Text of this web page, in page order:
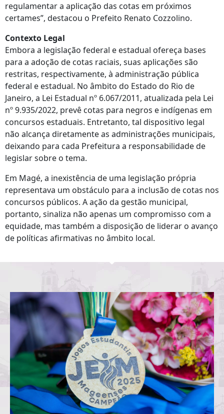
regulamentar a aplicação das cotas em próximos
certames”, destacou o Prefeito Renato Cozzolino.
Contexto Legal
Embora a legislação federal e estadual ofereça bases
para a adoção de cotas raciais, suas aplicações são
restritas, respectivamente, à administração pública
federal e estadual. No âmbito do Estado do Rio de
Janeiro, a Lei Estadual nº 6.067/2011, atualizada pela Lei
nº 9.935/2022, prevê cotas para negros e indígenas em
concursos estaduais. Entretanto, tal dispositivo legal
não alcança diretamente as administrações municipais,
deixando para cada Prefeitura a responsabilidade de
legislar sobre o tema.
Em Magé, a inexistência de uma legislação própria
representava um obstáculo para a inclusão de cotas nos
concursos públicos. A ação da gestão municipal,
portanto, sinaliza não apenas um compromisso com a
equidade, mas também a disposição de liderar o avanço
de políticas afirmativas no âmbito local.